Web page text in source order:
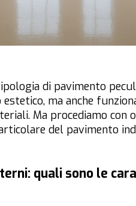
di pavimento
ma anche
Ma procediamo con
del pavimento
quali sono le